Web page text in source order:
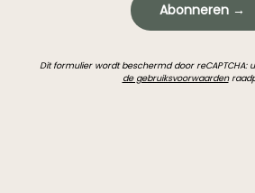
Abonneren →
Dit formulier wordt beschermd door reCAPTCHA:
de gebruiksvoorwaarden